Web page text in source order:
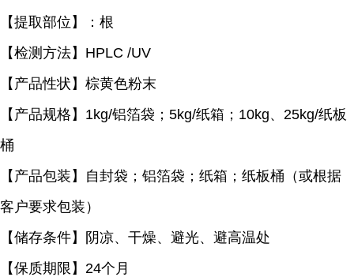
【提取部位】：根
【检测方法】 HPLC /UV
【产品性状】棕黄色粉末
【产品规格】 1kg/铝箔袋； 5kg/纸箱； 10kg、 25kg/纸板
桶
【产品包装】自封袋；铝箔袋；纸箱；纸板桶（或根据
客户要求包装）
【储存条件】阴凉、干燥、避光、避高温处
【保质期限】 24个月